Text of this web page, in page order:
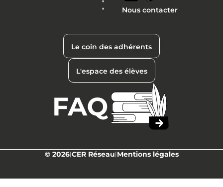
Nous contacter
Le coin des adhérents
L'espace des élèves
© 2026|CER Réseau|Mentions légales